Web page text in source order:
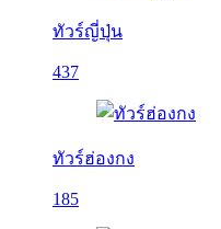
ทัวร์ญี่ปุ่น
437
ทัวร์ฮ่องกง
185